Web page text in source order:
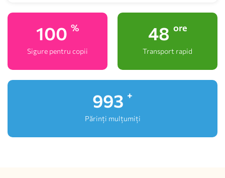
100 %
Sigure pentru copii
48 ore
Transport rapid
1,000
Părinți mulțumiți